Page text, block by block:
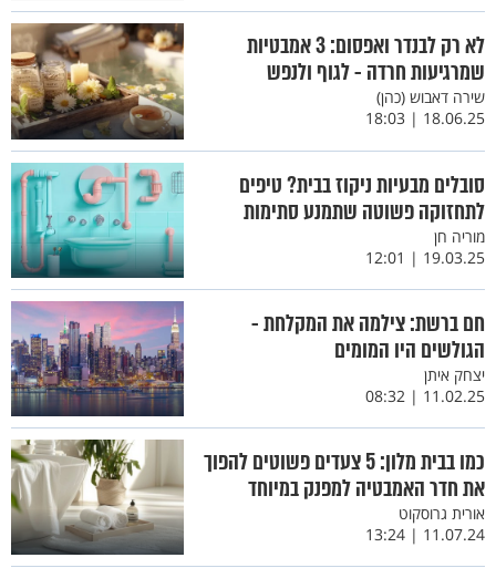
לא רק לבנדר ואפסום: 3 אמבטיות
שמרגיעות חרדה - לגוף ולנפש
שירה דאבוש (כהן)
18.06.25 | 18:03
סובלים מבעיות ניקוז בבית? טיפים
לתחזוקה פשוטה שתמנע סתימות
מוריה חן
19.03.25 | 12:01
חם ברשת: צילמה את המקלחת -
הגולשים היו המומים
יצחק איתן
11.02.25 | 08:32
כמו בבית מלון: 5 צעדים פשוטים להפוך
את חדר האמבטיה למפנק במיוחד
אורית גרוסקוט
11.07.24 | 13:24